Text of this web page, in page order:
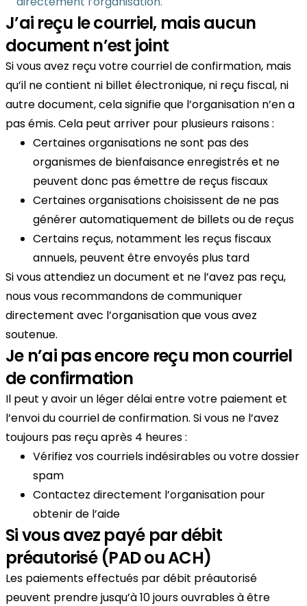
J’ai reçu le courriel, mais aucun
document n’est joint
Si vous avez reçu votre courriel de confirmation, mais
qu’il ne contient ni billet électronique, ni reçu fiscal, ni
autre document, cela signifie que l’organisation n’en a
pas émis. Cela peut arriver pour plusieurs raisons :
Certaines organisations ne sont pas des
organismes de bienfaisance enregistrés et ne
peuvent donc pas émettre de reçus fiscaux
Certaines organisations choisissent de ne pas
générer automatiquement de billets ou de reçus
Certains reçus, notamment les reçus fiscaux
annuels, peuvent être envoyés plus tard
Si vous attendiez un document et ne l’avez pas reçu,
nous vous recommandons de communiquer
directement avec l’organisation que vous avez
soutenue.
Je n’ai pas encore reçu mon courriel
de confirmation
Il peut y avoir un léger délai entre votre paiement et
l’envoi du courriel de confirmation. Si vous ne l’avez
toujours pas reçu après 4 heures :
Vérifiez vos courriels indésirables ou votre dossier
spam
Contactez directement l’organisation pour
obtenir de l’aide
Si vous avez payé par débit
préautorisé (PAD ou ACH)
Les paiements effectués par débit préautorisé
peuvent prendre jusqu’à 10 jours ouvrables à être